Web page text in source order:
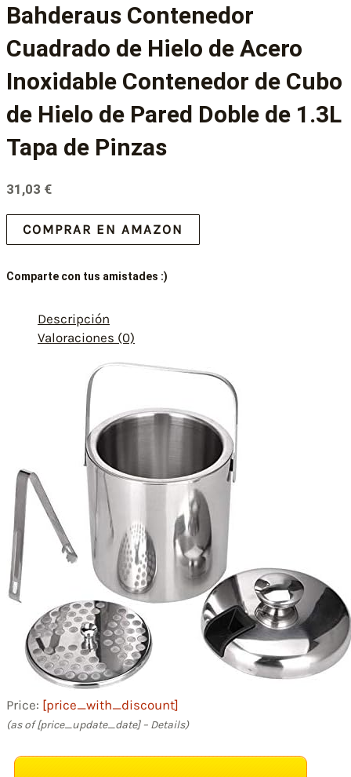
Bahderaus Contenedor
Cuadrado de Hielo de Acero
Inoxidable Contenedor de Cubo
de Hielo de Pared Doble de 1.3L
Tapa de Pinzas
31,03 €
COMPRAR EN AMAZON
Comparte con tus amistades :)
Descripción
Valoraciones (0)
Price: [price_with_discount]
(as of [price_update_date] – Details)